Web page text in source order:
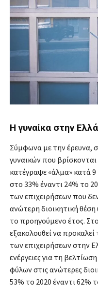
Η γυναίκα στην
Σύμφωνα με την έρευνα,
γυναικών που βρίσκονται
κατέγραψε «άλμα» κατά
στο 33% έναντι 24% το
των επιχειρήσεων που
ανώτερη διοικητική
το προηγούμενο έτος.
εξακολουθεί να
των επιχειρήσεων στην
ενέργειες για τη
φύλων στις ανώτερες
53% το 2020 έναντι 62%